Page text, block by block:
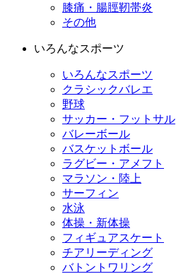
膝痛・腸脛靭帯炎
その他
いろんなスポーツ
いろんなスポーツ
クラシックバレエ
野球
サッカー・フットサル
バレーボール
バスケットボール
ラグビー・アメフト
マラソン・陸上
サーフィン
水泳
体操・新体操
フィギュアスケート
チアリーディング
バトントワリング